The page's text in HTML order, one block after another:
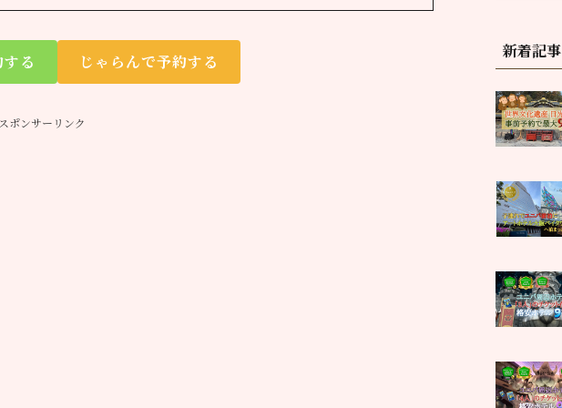
る じゃらんで予約する
スポンサーリンク
新着記事